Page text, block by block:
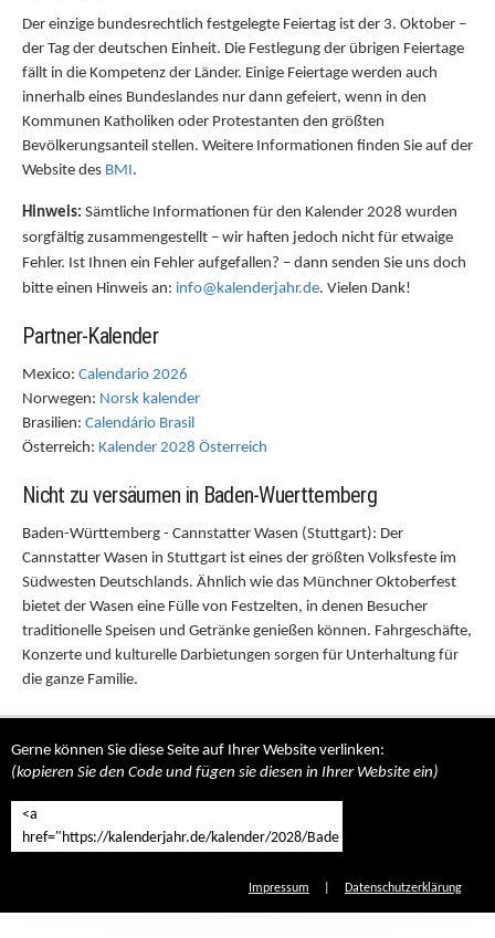
Der einzige bundesrechtlich festgelegte Feiertag ist der 3. Oktober –
der Tag der deutschen Einheit. Die Festlegung der übrigen Feiertage
fällt in die Kompetenz der Länder. Einige Feiertage werden auch
innerhalb eines Bundeslandes nur dann gefeiert, wenn in den
Kommunen Katholiken oder Protestanten den größten
Bevölkerungsanteil stellen. Weitere Informationen finden Sie auf der
Website des BMI.
Hinweis: Sämtliche Informationen für den Kalender 2028 wurden
sorgfältig zusammengestellt – wir haften jedoch nicht für etwaige
Fehler. Ist Ihnen ein Fehler aufgefallen? – dann senden Sie uns doch
bitte einen Hinweis an: info@kalenderjahr.de. Vielen Dank!
Partner-Kalender
Mexico: Calendario 2026
Norwegen: Norsk kalender
Brasilien: Calendário Brasil
Österreich: Kalender 2028 Österreich
Nicht zu versäumen in Baden-Wuerttemberg
Baden-Württemberg - Cannstatter Wasen (Stuttgart): Der
Cannstatter Wasen in Stuttgart ist eines der größten Volksfeste im
Südwesten Deutschlands. Ähnlich wie das Münchner Oktoberfest
bietet der Wasen eine Fülle von Festzelten, in denen Besucher
traditionelle Speisen und Getränke genießen können. Fahrgeschäfte,
Konzerte und kulturelle Darbietungen sorgen für Unterhaltung für
die ganze Familie.
Gerne können Sie diese Seite auf Ihrer Website verlinken:
(kopieren Sie den Code und fügen sie diesen in Ihrer Website ein)
Impressum Datenschutzerklärung